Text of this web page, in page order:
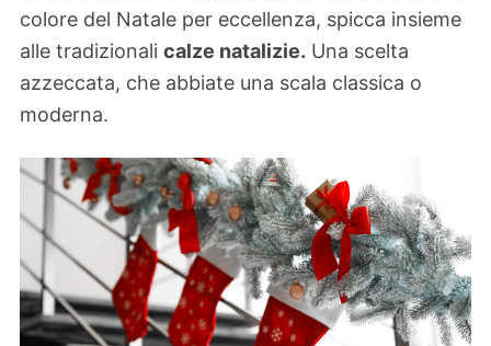
colore del Natale per eccellenza, spicca insieme
alle tradizionali calze natalizie. Una scelta
azzeccata, che abbiate una scala classica o
moderna.